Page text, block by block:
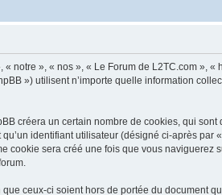
», « nos », « Le Forum de L2TC.com », «
») utilisent n’importe quelle information
créera un certain nombre de cookies, qui sont
identifiant utilisateur (désigné ci-après par
sera créé une fois que vous naviguerez
ceux-ci soient hors de portée du document